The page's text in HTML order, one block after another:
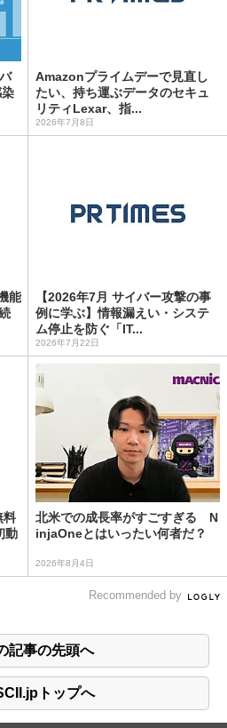
Amazonプライムデーで見直し
たい、持ち運ぶデータのセキュ
リティLexar、指...
2026年7月8日
能
【2026年7月 サイバー攻撃の事
例に学ぶ】情報漏えい・システ
ム停止を防ぐ「IT...
2026年7月22日
料
動
北米での成長率がすごすぎる N
injaOneとはいったい何者だ？
2026年8月4日
Recommended by
記事の先頭へ
トップへ